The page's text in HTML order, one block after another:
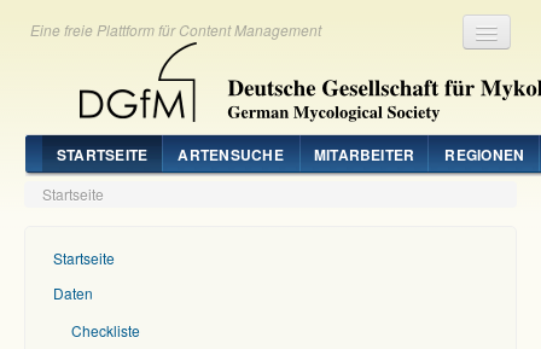
Eine freie Plattform für Content Management
STARTSEITE ARTENSUCHE MITARBEITER REGIONEN
Startseite
Startseite
Daten
Checkliste